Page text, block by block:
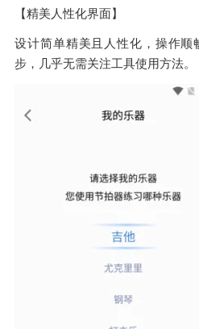
【精美人性化界面】
设计简单精美且人性化，操作顺
步，几乎无需关注工具使用方法。